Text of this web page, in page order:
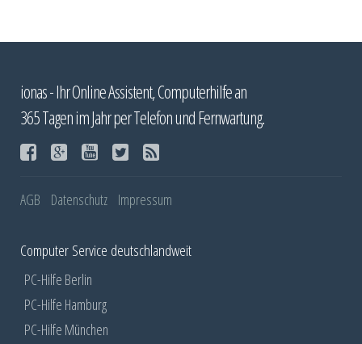
ionas - Ihr Online Assistent, Computerhilfe an
365 Tagen im Jahr per Telefon und Fernwartung.
AGB Datenschutz Impressum
Computer Service deutschlandweit
PC-Hilfe Berlin
PC-Hilfe Hamburg
PC-Hilfe München